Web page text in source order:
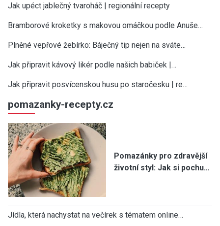
Jak upéct jablečný tvaroháč | regionální recepty
Bramborové kroketky s makovou omáčkou podle Anuše…
Plněné vepřové žebírko: Báječný tip nejen na sváte…
Jak připravit kávový likér podle našich babiček |…
Jak připravit posvícenskou husu po staročesku | re…
pomazanky-recepty.cz
Pomazánky pro zdravější
životní styl: Jak si pochu…
Jídla, která nachystat na večírek s tématem online…